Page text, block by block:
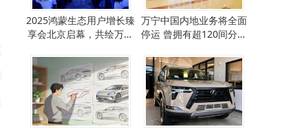
2025鸿蒙生态用户增长臻
享会北京启幕，共绘万物
万宁中国内地业务将全面
停运 曾拥有超120间分店